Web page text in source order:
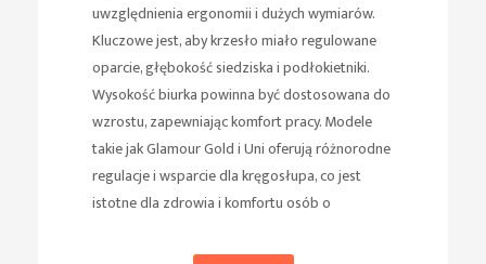
uwzględnienia ergonomii i dużych wymiarów.
Kluczowe jest, aby krzesło miało regulowane
oparcie, głębokość siedziska i podłokietniki.
Wysokość biurka powinna być dostosowana do
wzrostu, zapewniając komfort pracy. Modele
takie jak Glamour Gold i Uni oferują różnorodne
regulacje i wsparcie dla kręgosłupa, co jest
istotne dla zdrowia i komfortu osób o